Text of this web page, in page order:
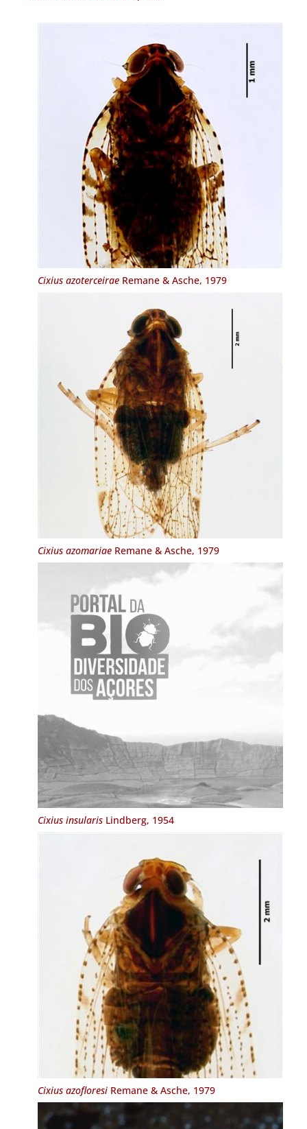
Cixius azoterceiraeRemane & Asche, 1979
Cixius azomariaeRemane & Asche, 1979
Cixius insularisLindberg, 1954
Cixius azofloresiRemane & Asche, 1979